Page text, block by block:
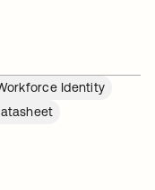
Identity